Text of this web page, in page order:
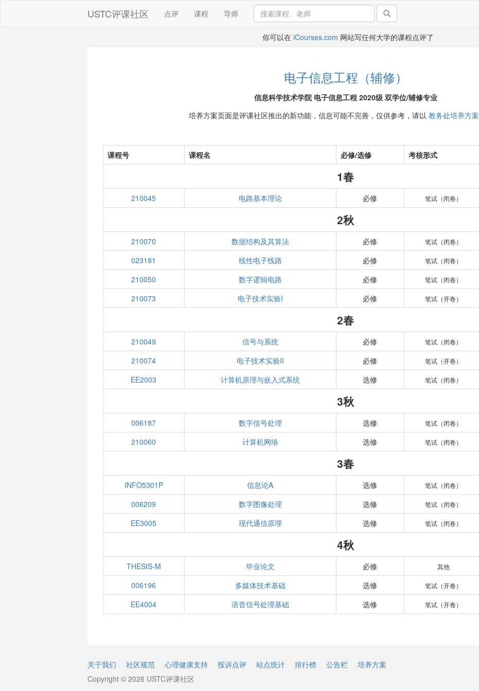
USTC评课社区 点评 课程 导师
你可以在 iCourses.com 网站写任何大学的课程点评了
电子信息工程（辅修）
信息科学技术学院 电子信息工程 2020级 双学位/辅修专业
培养方案页面是评课社区推出的新功能，信息可能不完善，仅供参考，请以 教务处培养方案
课程号 课程名 必修/选修 考核形式
1春
210045 电路基本理论 必修 笔试（闭卷）
2秋
210070 数据结构及其算法 必修 笔试（闭卷）
023181
线性电子线路 必修 笔试（闭卷）
210050
数字逻辑电路 必修 笔试（闭卷）
210073
电子技术实验I 必修 笔试（开卷）
2春
210049 信号与系统 必修 笔试（闭卷）
210074
电子技术实验II 必修 笔试（开卷）
EE2003
计算机原理与嵌入式系统 选修 笔试（闭卷）
3秋
006187 数字信号处理 选修 笔试（闭卷）
210060
计算机网络 选修 笔试（闭卷）
3春
INFO5301P 信息论A 选修 笔试（闭卷）
006209
数字图像处理 选修 笔试（闭卷）
EE3005
现代通信原理 选修 笔试（闭卷）
4秋
THESIS-M 毕业论文 必修 其他
006196
多媒体技术基础 选修 笔试（开卷）
EE4004
语音信号处理基础 选修 笔试（开卷）
关于我们 社区规范 心理健康支持 投诉点评 站点统计 排行榜 公告栏
培养方案
Copyright © 2026 USTC评课社区